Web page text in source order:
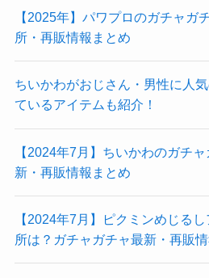
【2025年】パワプロのガチャガ
所・再販情報まとめ
ちいかわがおじさん・男性に人
ているアイテムも紹介！
【2024年7月】ちいかわのガチ
新・再販情報まとめ
【2024年7月】ピクミンめじる
所は？ガチャガチャ最新・再販